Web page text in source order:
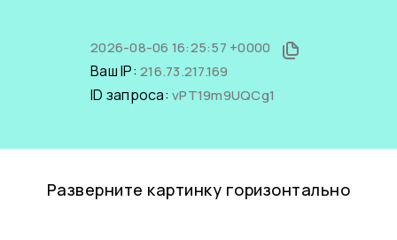
2026-08-06 16:25:57 +0000
Ваш IP: 216.73.217.169
ID запроса: vPT19m9UQCg1
Разверните картинку горизонтально